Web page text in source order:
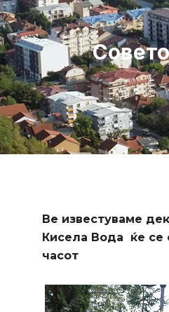
Ве известуваме
Кисела Вода
ќе се
часот